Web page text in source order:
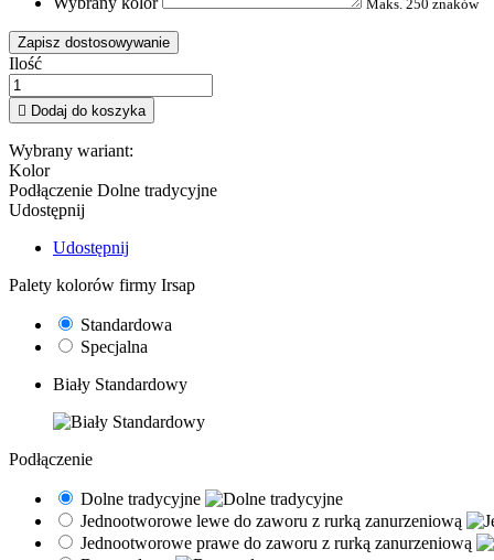
Maks. 250 znaków
Zapisz dostosowywanie
Ilość
 Dodaj do koszyka
Wybrany wariant:
Kolor
Podłączenie Dolne tradycyjne
Udostępnij
Udostępnij
Palety kolorów firmy Irsap
Standardowa
Specjalna
Biały Standardowy
Podłączenie
Dolne tradycyjne
Jednootworowe lewe do zaworu z rurką zanurzeniową
Jednootworowe prawe do zaworu z rurką zanurzeniową